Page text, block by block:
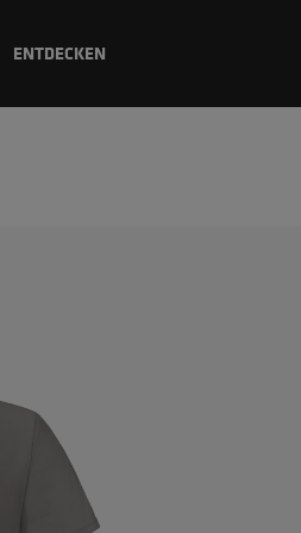
ENTDECKEN